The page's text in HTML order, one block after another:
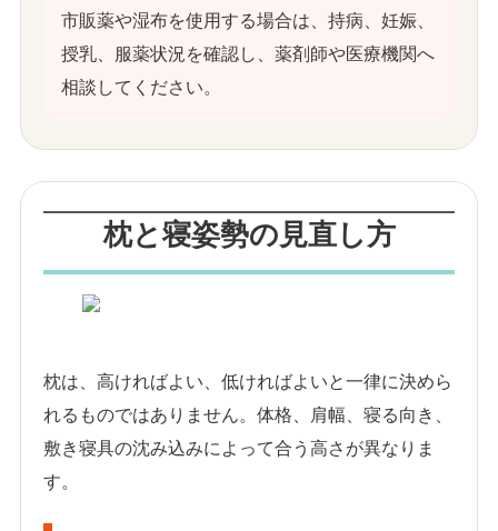
市販薬や湿布を使用する場合は、持病、妊娠、
授乳、服薬状況を確認し、薬剤師や医療機関へ
相談してください。
枕と寝姿勢の見直し方
枕は、高ければよい、低ければよいと一律に決めら
れるものではありません。体格、肩幅、寝る向き、
敷き寝具の沈み込みによって合う高さが異なりま
す。